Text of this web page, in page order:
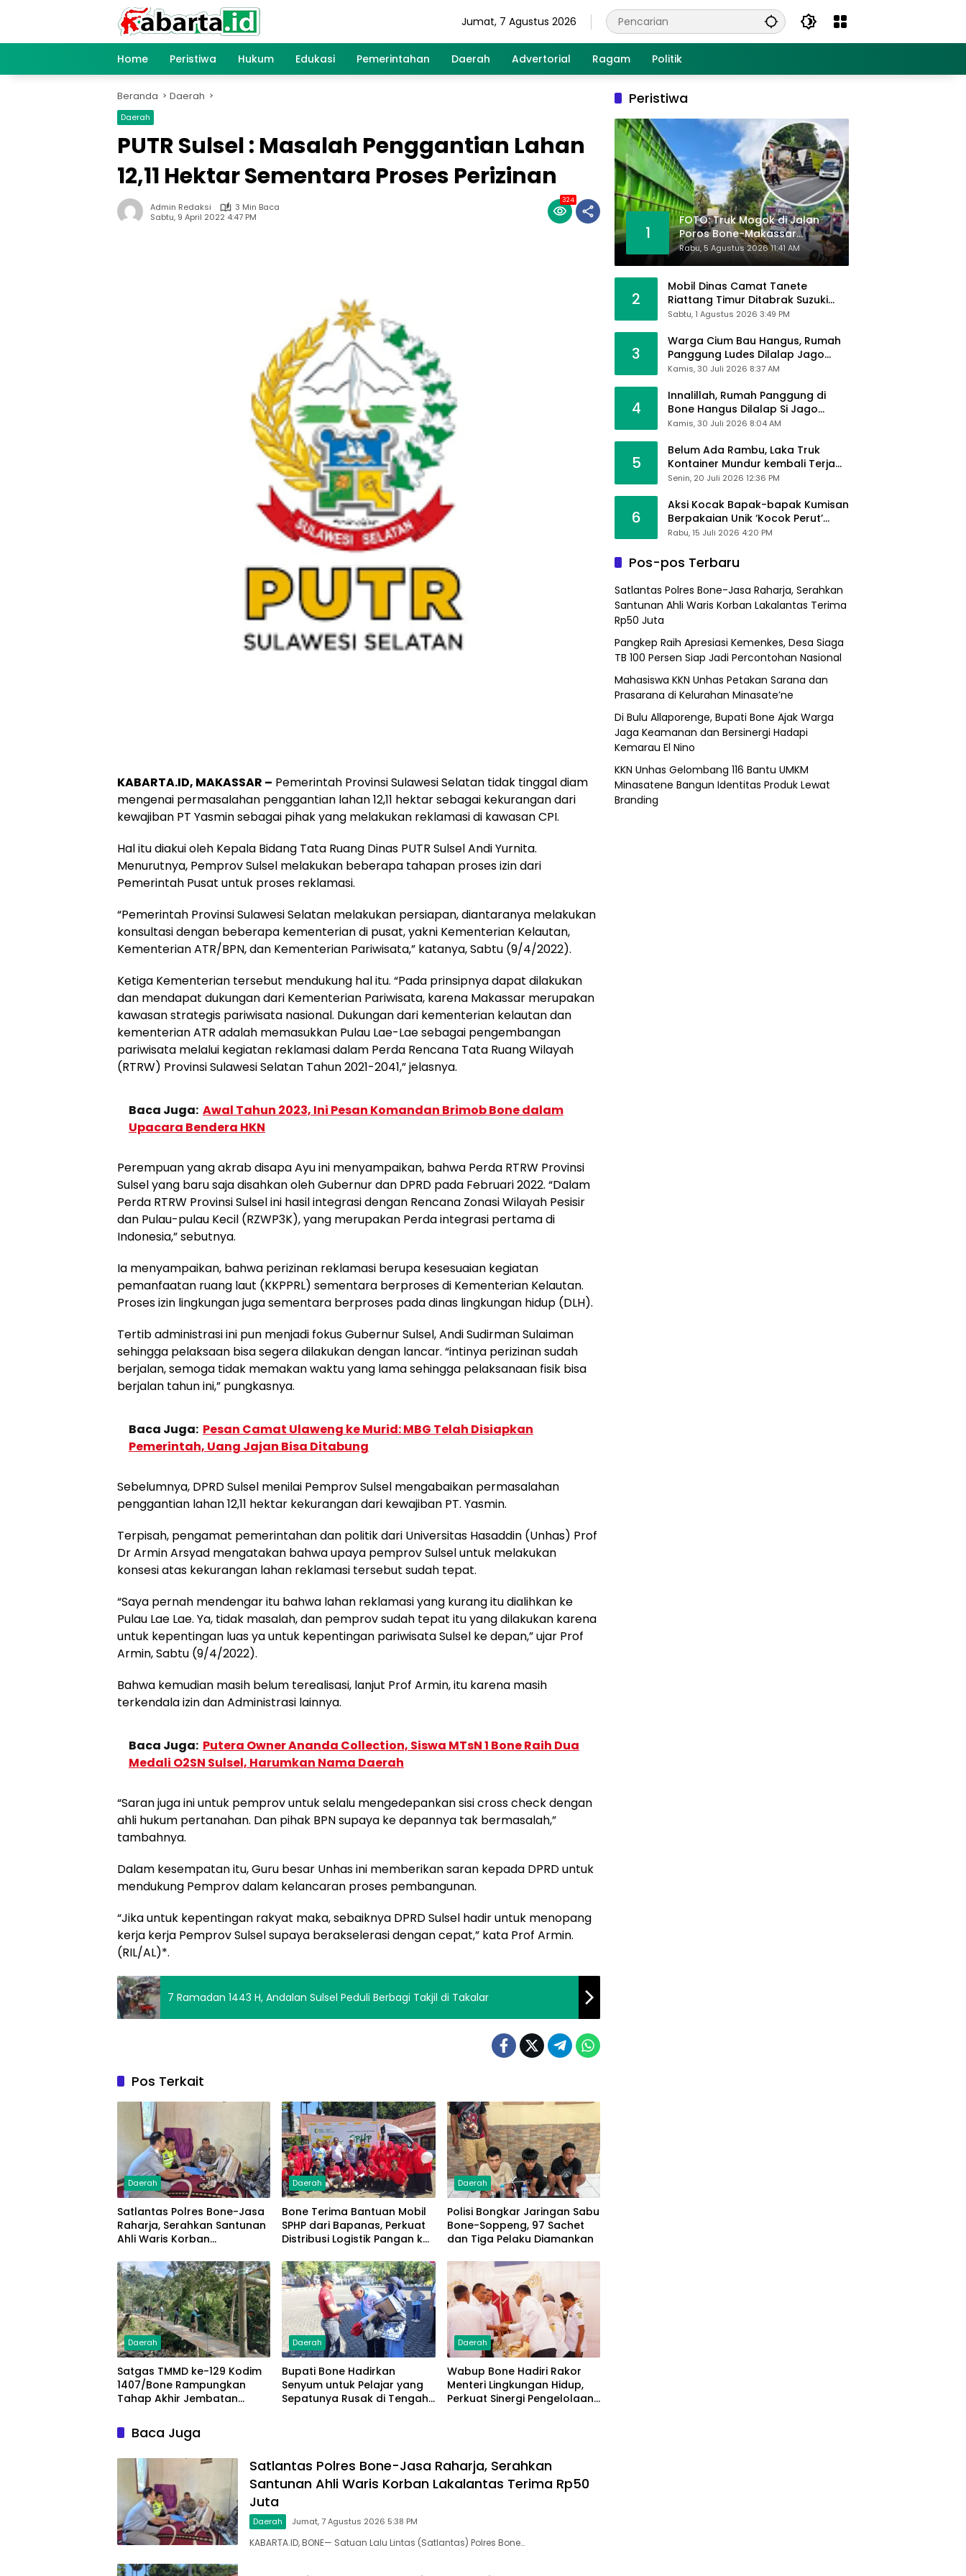
Jumat, 7 Agustus 2026
Home Peristiwa Hukum Edukasi Pemerintahan Daerah Advertorial Ragam Politik
Beranda Daerah
Daerah
PUTR Sulsel : Masalah Penggantian Lahan
12,11 Hektar Sementara Proses Perizinan
Admin Redaksi
3 Min Baca
Sabtu, 9 April 2022 4:47 PM
324
KABARTA.ID, MAKASSAR – Pemerintah Provinsi Sulawesi Selatan tidak tinggal diam
mengenai permasalahan penggantian lahan 12,11 hektar sebagai kekurangan dari
kewajiban PT Yasmin sebagai pihak yang melakukan reklamasi di kawasan CPI.
Hal itu diakui oleh Kepala Bidang Tata Ruang Dinas PUTR Sulsel Andi Yurnita.
Menurutnya, Pemprov Sulsel melakukan beberapa tahapan proses izin dari
Pemerintah Pusat untuk proses reklamasi.
“Pemerintah Provinsi Sulawesi Selatan melakukan persiapan, diantaranya melakukan
konsultasi dengan beberapa kementerian di pusat, yakni Kementerian Kelautan,
Kementerian ATR/BPN, dan Kementerian Pariwisata,” katanya, Sabtu (9/4/2022).
Ketiga Kementerian tersebut mendukung hal itu. “Pada prinsipnya dapat dilakukan
dan mendapat dukungan dari Kementerian Pariwisata, karena Makassar merupakan
kawasan strategis pariwisata nasional. Dukungan dari kementerian kelautan dan
kementerian ATR adalah memasukkan Pulau Lae-Lae sebagai pengembangan
pariwisata melalui kegiatan reklamasi dalam Perda Rencana Tata Ruang Wilayah
(RTRW) Provinsi Sulawesi Selatan Tahun 2021-2041,” jelasnya.
Baca Juga: Awal Tahun 2023, Ini Pesan Komandan Brimob Bone dalam
Upacara Bendera HKN
Perempuan yang akrab disapa Ayu ini menyampaikan, bahwa Perda RTRW Provinsi
Sulsel yang baru saja disahkan oleh Gubernur dan DPRD pada Februari 2022. “Dalam
Perda RTRW Provinsi Sulsel ini hasil integrasi dengan Rencana Zonasi Wilayah Pesisir
dan Pulau-pulau Kecil (RZWP3K), yang merupakan Perda integrasi pertama di
Indonesia,” sebutnya.
Ia menyampaikan, bahwa perizinan reklamasi berupa kesesuaian kegiatan
pemanfaatan ruang laut (KKPPRL) sementara berproses di Kementerian Kelautan.
Proses izin lingkungan juga sementara berproses pada dinas lingkungan hidup (DLH).
Tertib administrasi ini pun menjadi fokus Gubernur Sulsel, Andi Sudirman Sulaiman
sehingga pelaksaan bisa segera dilakukan dengan lancar. “intinya perizinan sudah
berjalan, semoga tidak memakan waktu yang lama sehingga pelaksanaan fisik bisa
berjalan tahun ini,” pungkasnya.
Baca Juga: Pesan Camat Ulaweng ke Murid: MBG Telah Disiapkan
Pemerintah, Uang Jajan Bisa Ditabung
Sebelumnya, DPRD Sulsel menilai Pemprov Sulsel mengabaikan permasalahan
penggantian lahan 12,11 hektar kekurangan dari kewajiban PT. Yasmin.
Terpisah, pengamat pemerintahan dan politik dari Universitas Hasaddin (Unhas) Prof
Dr Armin Arsyad mengatakan bahwa upaya pemprov Sulsel untuk melakukan
konsesi atas kekurangan lahan reklamasi tersebut sudah tepat.
“Saya pernah mendengar itu bahwa lahan reklamasi yang kurang itu dialihkan ke
Pulau Lae Lae. Ya, tidak masalah, dan pemprov sudah tepat itu yang dilakukan karena
untuk kepentingan luas ya untuk kepentingan pariwisata Sulsel ke depan,” ujar Prof
Armin, Sabtu (9/4/2022).
Bahwa kemudian masih belum terealisasi, lanjut Prof Armin, itu karena masih
terkendala izin dan Administrasi lainnya.
Baca Juga: Putera Owner Ananda Collection, Siswa MTsN 1 Bone Raih Dua
Medali O2SN Sulsel, Harumkan Nama Daerah
“Saran juga ini untuk pemprov untuk selalu mengedepankan sisi cross check dengan
ahli hukum pertanahan. Dan pihak BPN supaya ke depannya tak bermasalah,”
tambahnya.
Dalam kesempatan itu, Guru besar Unhas ini memberikan saran kepada DPRD untuk
mendukung Pemprov dalam kelancaran proses pembangunan.
“Jika untuk kepentingan rakyat maka, sebaiknya DPRD Sulsel hadir untuk menopang
kerja kerja Pemprov Sulsel supaya berakselerasi dengan cepat,” kata Prof Armin.
(RIL/AL)*.
7 Ramadan 1443 H, Andalan Sulsel Peduli Berbagi Takjil di Takalar
Pos Terkait
Daerah
Satlantas Polres Bone-Jasa
Raharja, Serahkan Santunan
Ahli Waris Korban
Juta
Daerah
Bone Terima Bantuan Mobil
SPHP dari Bapanas, Perkuat
Distribusi Logistik Pangan ke
Daerah
Polisi Bongkar Jaringan Sabu
Bone-Soppeng, 97 Sachet
dan Tiga Pelaku Diamankan
Daerah
Satgas TMMD ke-129 Kodim
1407/Bone Rampungkan
Tahap Akhir Jembatan
Pengaman Mulai Terpasang
Daerah
Bupati Bone Hadirkan
Senyum untuk Pelajar yang
Sepatunya Rusak di Tengah
Daerah
Wabup Bone Hadiri Rakor
Menteri Lingkungan Hidup,
Perkuat Sinergi Pengelolaan
Baca Juga
Satlantas Polres Bone-Jasa Raharja, Serahkan
Santunan Ahli Waris Korban Lakalantas Terima Rp50
Juta
Daerah Jumat, 7 Agustus 2026 5:38 PM
KABARTA.ID, BONE— Satuan Lalu Lintas (Satlantas) Polres Bone…
Peristiwa
1
FOTO: Truk Mogok di Jalan
Poros Bone-Makassar
Sebabkan Macet, Polisi Turun
Tangan
Rabu, 5 Agustus 2026 11:41 AM
2
Mobil Dinas Camat Tanete
Riattang Timur Ditabrak Suzuki
Ertiga, Camat Andi Habibie:
Sabtu, 1 Agustus 2026 3:49 PM
3
Warga Cium Bau Hangus, Rumah
Panggung Ludes Dilalap Jago
Merah
Kamis, 30 Juli 2026 8:37 AM
4
Innalillah, Rumah Panggung di
Bone Hangus Dilalap Si Jago
Merah
Kamis, 30 Juli 2026 8:04 AM
5
Belum Ada Rambu, Laka Truk
Kontainer Mundur kembali Terjadi
di Bypass Sumpallabbu
Senin, 20 Juli 2026 12:36 PM
6
Aksi Kocak Bapak-bapak Kumisan
Berpakaian Unik ‘Kocok Perut’
Pengunjung dan Pegawai
Sentuh Atm
Rabu, 15 Juli 2026 4:20 PM
Pos-pos Terbaru
Satlantas Polres Bone-Jasa Raharja, Serahkan
Santunan Ahli Waris Korban Lakalantas Terima
Rp50 Juta
Pangkep Raih Apresiasi Kemenkes, Desa Siaga
TB 100 Persen Siap Jadi Percontohan Nasional
Mahasiswa KKN Unhas Petakan Sarana dan
Prasarana di Kelurahan Minasate’ne
Di Bulu Allaporenge, Bupati Bone Ajak Warga
Jaga Keamanan dan Bersinergi Hadapi
Kemarau El Nino
KKN Unhas Gelombang 116 Bantu UMKM
Minasatene Bangun Identitas Produk Lewat
Branding